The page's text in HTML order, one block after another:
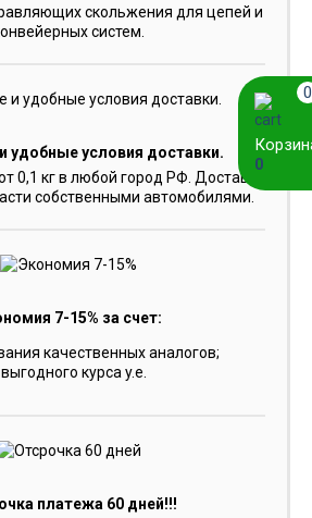
скольжения для цепей и
систем.
удобные условия доставки.
0,1 кг в любой город РФ. Доставка
собственными автомобилями.
7-15% за счет:
качественных аналогов;
выгодного курса y.e.
платежа 60 дней!!!
0
0